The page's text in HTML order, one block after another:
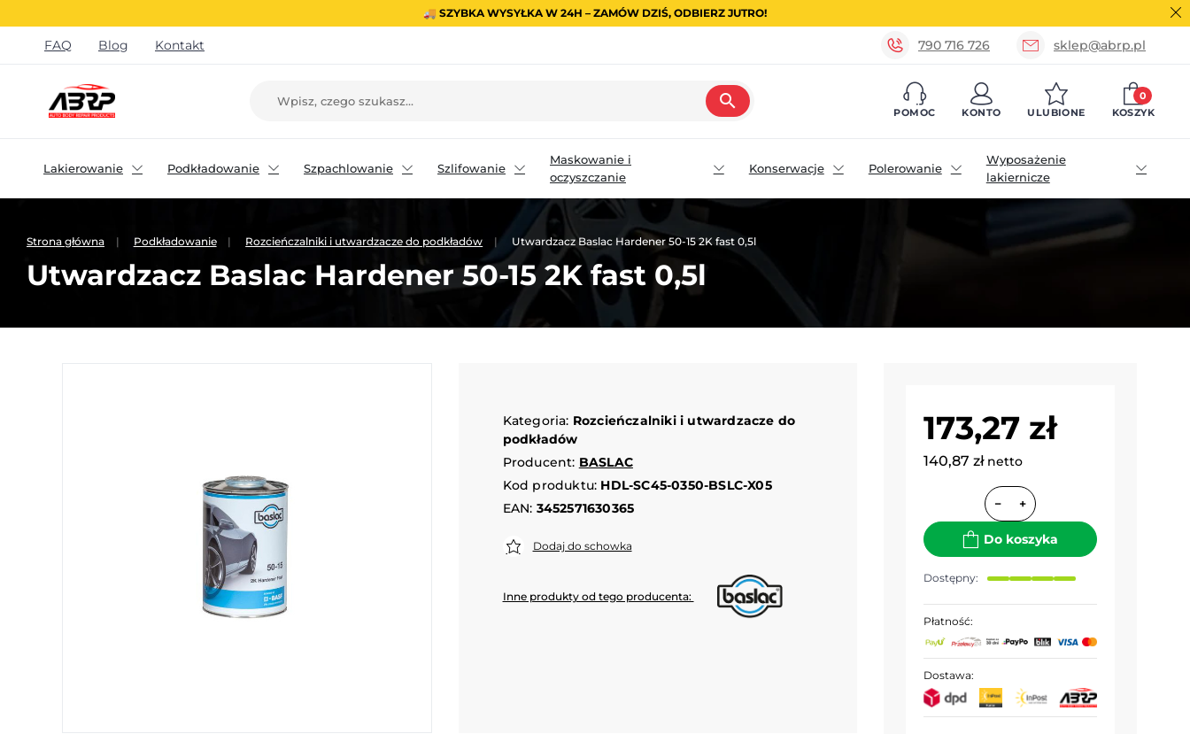
🚚 SZYBKA WYSYŁKA W 24H – ZAMÓW DZIŚ, ODBIERZ JUTRO!
FAQ Blog Kontakt 790 716 726 sklep@abrp.pl
search
POMOC KONTO ULUBIONE KOSZYK
0
Lakierowanie Podkładowanie Szpachlowanie Szlifowanie
Maskowanie i
oczyszczanie
Konserwacje Polerowanie
Wyposażenie
lakiernicze
Strona główna Podkładowanie Rozcieńczalniki i utwardzacze do podkładów Utwardzacz Baslac Hardener 50-15 2K fast 0,5l
Utwardzacz Baslac Hardener 50-15 2K fast 0,5l
Kategoria: Rozcieńczalniki i utwardzacze do
podkładów
Producent: BASLAC
Kod produktu: HDL-SC45-0350-BSLC-X05
EAN: 3452571630365
Dodaj do schowka
Inne produkty od tego producenta:
173,27 zł
140,87 zł netto
− +
Do koszyka
Dostępny:
Płatność:
Dostawa: